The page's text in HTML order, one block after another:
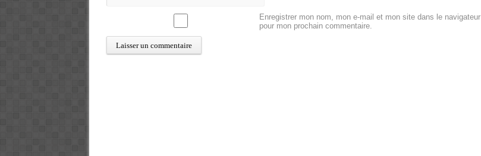
Enregistrer mon nom, mon e-mail et mon site dans le navigateur
pour mon prochain commentaire.